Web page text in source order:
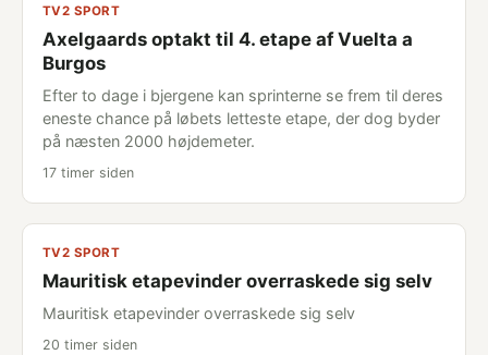
TV2 SPORT
Axelgaards optakt til 4. etape af Vuelta a
Burgos
Efter to dage i bjergene kan sprinterne se frem til deres
eneste chance på løbets letteste etape, der dog byder
på næsten 2000 højdemeter.
17 timer siden
TV2 SPORT
Mauritisk etapevinder overraskede sig selv
Mauritisk etapevinder overraskede sig selv
20 timer siden